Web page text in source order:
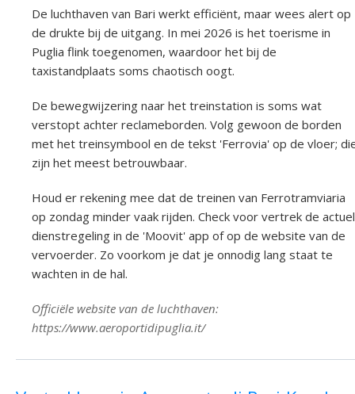
De luchthaven van Bari werkt efficiënt, maar wees alert op
de drukte bij de uitgang. In mei 2026 is het toerisme in
Puglia flink toegenomen, waardoor het bij de
taxistandplaats soms chaotisch oogt.
De bewegwijzering naar het treinstation is soms wat
verstopt achter reclameborden. Volg gewoon de borden
met het treinsymbool en de tekst 'Ferrovia' op de vloer;
zijn het meest betrouwbaar.
Houd er rekening mee dat de treinen van Ferrotramviaria
op zondag minder vaak rijden. Check voor vertrek de
dienstregeling in de 'Moovit' app of op de website van de
vervoerder. Zo voorkom je dat je onnodig lang staat te
wachten in de hal.
Officiële website van de luchthaven:
https://www.aeroportidipuglia.it/